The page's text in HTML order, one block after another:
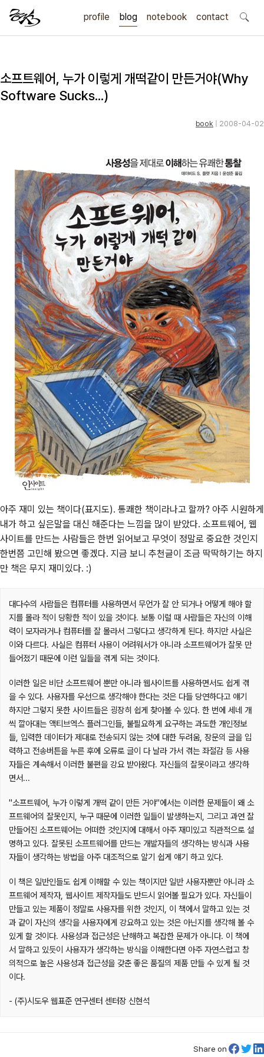
profile blog notebook contact
search
소프트웨어, 누가 이렇게 개떡같이 만든거야(Why
Software Sucks...)
book | 2008-04-02
아주 재미 있는 책이다(표지도). 통쾌한 책이라나고 할까? 아주 시원하게
내가 하고 싶은말을 대신 해준다는 느낌을 많이 받았다. 소프트웨어, 웹
사이트를 만드는 사람들은 한번 읽어보고 무엇이 정말로 중요한 것인지
한번쯤 고민해 봤으면 좋겠다. 지금 보니 추천글이 조금 딱딱하기는 하지
만 책은 무지 재미있다. :)
대다수의 사람들은 컴퓨터를 사용하면서 무언가 잘 안 되거나 어떻게 해야 할
지를 몰라 적이 당황한 적이 있을 것이다. 보통 이럴 때 사람들은 자신의 이해
력이 모자라거나 컴퓨터를 잘 몰라서 그렇다고 생각하게 된다. 하지만 사실은
이와 다르다. 사실은 컴퓨터 사용이 어려워서가 아니라 소프트웨어가 잘못 만
들어졌기 때문에 이런 일들을 겪게 되는 것이다.
이러한 일은 비단 소프트웨어 뿐만 아니라 웹사이트를 사용하면서도 쉽게 겪
을 수 있다. 사용자를 우선으로 생각해야 한다는 것은 다들 당연하다고 얘기
하지만 그렇지 못한 사이트들은 굉장히 쉽게 찾아볼 수 있다. 한 번에 세네 개
씩 깔아대는 액티브엑스 플러그인들, 불필요하게 요구하는 과도한 개인정보
들, 입력한 데이터가 제대로 전송되지 않는 것에 대한 두려움, 장문의 글을 입
력하고 전송버튼을 누른 후에 오류로 글이 다 날라 가서 겪는 좌절감 등 사용
자들은 계속해서 이러한 불편을 강요 받아왔다. 자신들의 잘못이라고 생각하
면서...
"소프트웨어, 누가 이렇게 개떡 같이 만든 거야"에서는 이러한 문제들이 왜 소
프트웨어의 잘못인지, 누구 때문에 이러한 일들이 발생하는지, 그리고 과연 잘
만들어진 소프트웨어는 어떠한 것인지에 대해서 아주 재미있고 직관적으로 설
명하고 있다. 잘못된 소프트웨어를 만드는 개발자들의 생각하는 방식과 사용
자들이 생각하는 방법을 아주 대조적으로 알기 쉽게 얘기 하고 있다.
이 책은 일반인들도 쉽게 이해할 수 있는 책이지만 일반 사용자뿐만 아니라 소
프트웨어 제작자, 웹사이트 제작자들도 반드시 읽어볼 필요가 있다. 자신들이
만들고 있는 제품이 정말로 사용자를 위한 것인지, 이 책에서 말하고 있는 것
과 같이 자신의 생각을 사용자에게 강요하고 있는 것은 아닌지를 생각해 볼 수
있게 할 것이다. 사용성과 접근성은 난해하고 복잡한 문제가 아니다. 이 책에
서 말하고 있듯이 사용자가 생각하는 방식을 이해한다면 아주 자연스럽고 창
의적으로 높은 사용성과 접근성을 갖춘 좋은 품질의 제품 만들 수 있게 될 것
이다.
- (주)시도우 웹표준 연구센터 센터장 신현석
Share on